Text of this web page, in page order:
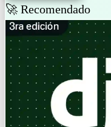
🚀 Recomendado